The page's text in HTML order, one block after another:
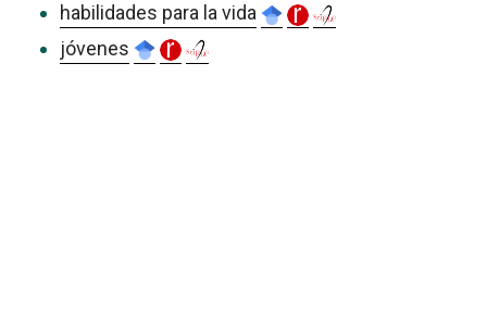
habilidades para la vida
jóvenes